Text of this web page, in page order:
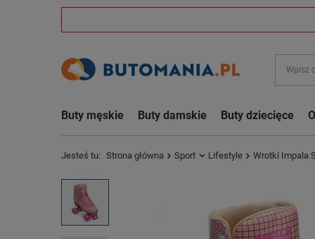
Buty męskie Buty damskie Buty dziecięce
Jesteś tu: Strona główna Sport Lifestyle Wrotki Impala